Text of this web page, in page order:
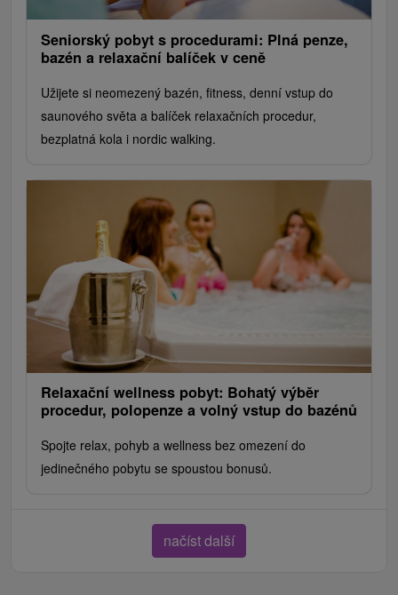
Seniorský pobyt s procedurami: Plná penze,
bazén a relaxační balíček v ceně
Užijete si neomezený bazén, fitness, denní vstup do
saunového světa a balíček relaxačních procedur,
bezplatná kola i nordic walking.
Relaxační wellness pobyt: Bohatý výběr
procedur, polopenze a volný vstup do bazénů
Spojte relax, pohyb a wellness bez omezení do
jedinečného pobytu se spoustou bonusů.
načíst další